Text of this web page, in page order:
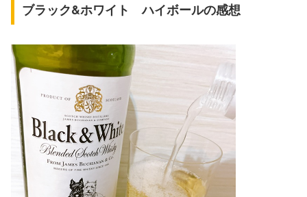
ブラック&ホワイト ハイボールの感想